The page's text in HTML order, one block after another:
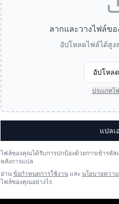
ลากและวางไฟล์ข
อัปโหลดไฟล์ได้สูง
อัปโหล
ประเภทไ
แปลเ
ไฟล์ของคุณได้รับการปกป้องด้วยการเข้ารหั
หลังการแปล
อ่านข้อกำหนดการใช้งาน และ นโยบายควา
ไฟล์ของคุณอย่างไร